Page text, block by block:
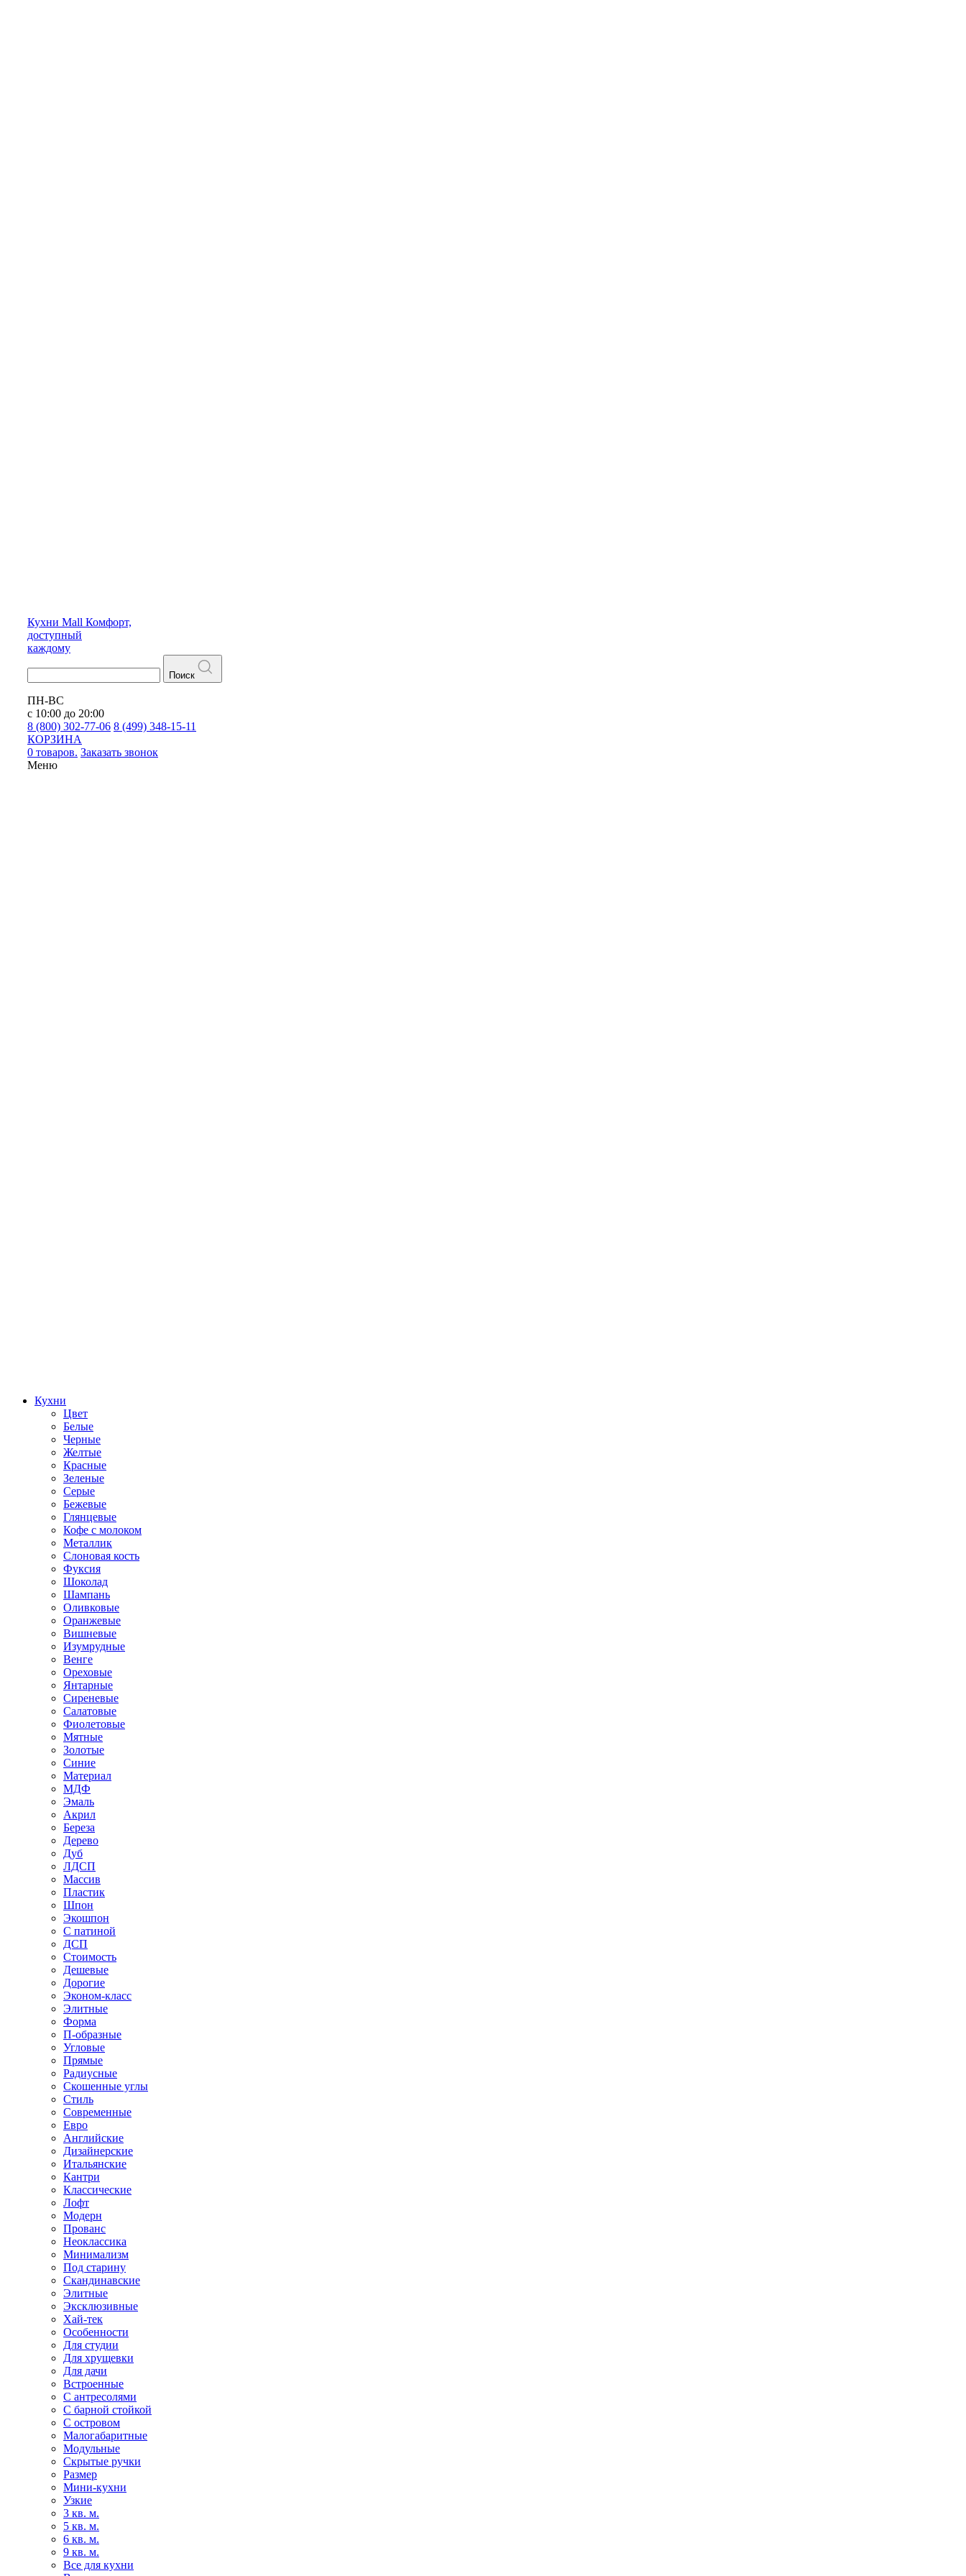
Кухни Mall Комфорт,
доступный
каждому
Поиск
ПН-ВС
с 10:00 до 20:00
8 (800) 302-77-06 8 (499) 348-15-11
КОРЗИНА
0 товаров. Заказать звонок
Меню
Кухни
Цвет
Белые
Черные
Желтые
Красные
Зеленые
Серые
Бежевые
Глянцевые
Кофе с молоком
Металлик
Слоновая кость
Фуксия
Шоколад
Шампань
Оливковые
Оранжевые
Вишневые
Изумрудные
Венге
Ореховые
Янтарные
Сиреневые
Салатовые
Фиолетовые
Мятные
Золотые
Синие
Материал
МДФ
Эмаль
Акрил
Береза
Дерево
Дуб
ЛДСП
Массив
Пластик
Шпон
Экошпон
С патиной
ДСП
Стоимость
Дешевые
Дорогие
Эконом-класс
Элитные
Форма
П-образные
Угловые
Прямые
Радиусные
Скошенные углы
Стиль
Современные
Евро
Английские
Дизайнерские
Итальянские
Кантри
Классические
Лофт
Модерн
Прованс
Неоклассика
Минимализм
Под старину
Скандинавские
Элитные
Эксклюзивные
Хай-тек
Особенности
Для студии
Для хрущевки
Для дачи
Встроенные
С антресолями
С барной стойкой
С островом
Малогабаритные
Модульные
Скрытые ручки
Размер
Мини-кухни
Узкие
3 кв. м.
5 кв. м.
6 кв. м.
9 кв. м.
Все для кухни